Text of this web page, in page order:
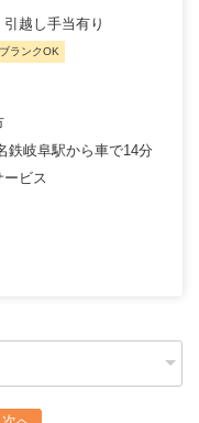
越し手当有り
ブランクOK
鉄岐阜駅から車で14分
ービス